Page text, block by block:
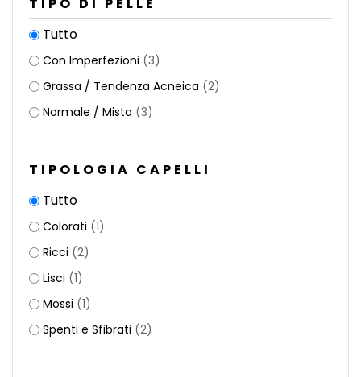
Tutto
Con Imperfezioni (3)
Grassa / Tendenza Acneica (2)
Normale / Mista (3)
TIPOLOGIA CAPELLI
Tutto
Colorati (1)
Ricci (2)
Lisci (1)
Mossi (1)
Spenti e Sfibrati (2)